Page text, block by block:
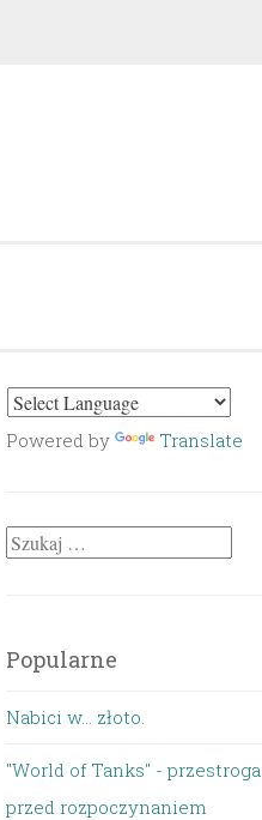
Powered by Translate
Szukaj:
Popularne
Nabici w... złoto.
"World of Tanks" - przestroga
przed rozpoczynaniem